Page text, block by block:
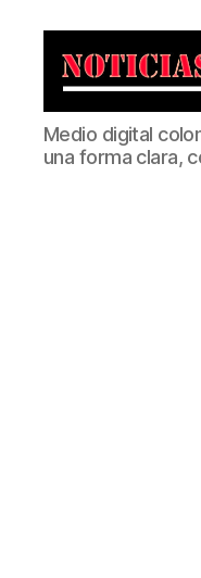
Noticias
y
Respuestas
Medio digital
una forma clara,